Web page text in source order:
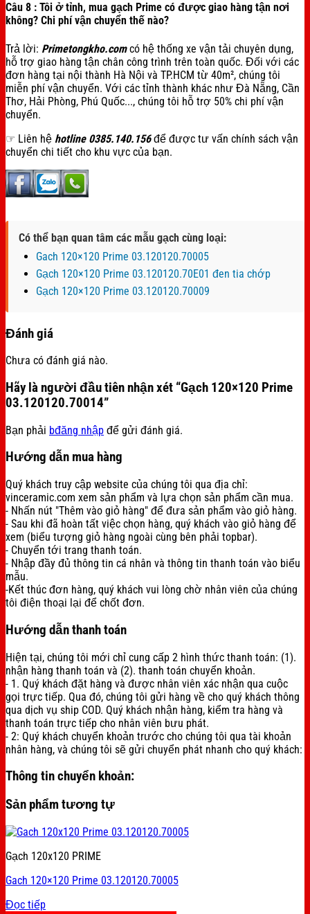
Câu 8 : Tôi ở tỉnh, mua gạch Prime có được giao hàng tận nơi
không? Chi phí vận chuyển thế nào?
Trả lời: Primetongkho.comcó hệ thống xe vận tải chuyên dụng,
hỗ trợ giao hàng tận chân công trình trên toàn quốc. Đối với các
đơn hàng tại nội thành Hà Nội và TP.HCM từ 40m², chúng tôi
miễn phí vận chuyển. Với các tỉnh thành khác như Đà Nẵng, Cần
Thơ, Hải Phòng, Phú Quốc..., chúng tôi hỗ trợ 50% chi phí vận
chuyển.
☞ Liên hệ hotline 0385.140.156 để được tư vấn chính sách vận
chuyển chi tiết cho khu vực của bạn.
Có thể bạn quan tâm các mẫu gạch cùng loại:
Gach 120×120 Prime 03.120120.70005
Gạch 120×120 Prime 03.120120.70E01 đen tia chớp
Gạch 120×120 Prime 03.120120.70009
Đánh giá
Chưa có đánh giá nào.
Hãy là người đầu tiên nhận xét “Gạch 120×120 Prime
03.120120.70014”
Bạn phải bđăng nhập để gửi đánh giá.
Hướng dẫn mua hàng
Quý khách truy cập website của chúng tôi qua địa chỉ:
vinceramic.com xem sản phẩm và lựa chọn sản phẩm cần mua.
- Nhấn nút "Thêm vào giỏ hàng" để đưa sản phẩm vào giỏ hàng.
- Sau khi đã hoàn tất việc chọn hàng, quý khách vào giỏ hàng để
xem (biểu tượng giỏ hàng ngoài cùng bên phải topbar).
- Chuyển tới trang thanh toán.
- Nhập đầy đủ thông tin cá nhân và thông tin thanh toán vào biểu
mẫu.
-Kết thúc đơn hàng, quý khách vui lòng chờ nhân viên của chúng
tôi điện thoại lại để chốt đơn.
Hướng dẫn thanh toán
Hiện tại, chúng tôi mới chỉ cung cấp 2 hình thức thanh toán: (1).
nhận hàng thanh toán và (2). thanh toán chuyển khoản.
- 1. Quý khách đặt hàng và được nhân viên xác nhận qua cuộc
gọi trực tiếp. Qua đó, chúng tôi gửi hàng về cho quý khách thông
qua dịch vụ ship COD. Quý khách nhận hàng, kiểm tra hàng và
thanh toán trực tiếp cho nhân viên bưu phát.
- 2: Quý khách chuyển khoản trước cho chúng tôi qua tài khoản
nhân hàng, và chúng tôi sẽ gửi chuyển phát nhanh cho quý khách:
Thông tin chuyển khoản:
Sản phẩm tương tự
Gạch 120x120 PRIME
Gach 120×120 Prime 03.120120.70005
Đọc tiếp